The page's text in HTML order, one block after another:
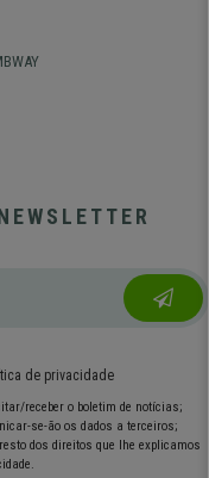
de privacidade
receber o boletim de notícias;
se-ão os dados a terceiros;
dos direitos que lhe explicamos